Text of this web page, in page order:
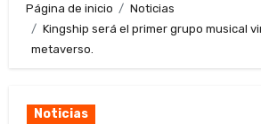
Página de inicio
Noticias
Kingship será el primer grupo musical
metaverso.
Noticias